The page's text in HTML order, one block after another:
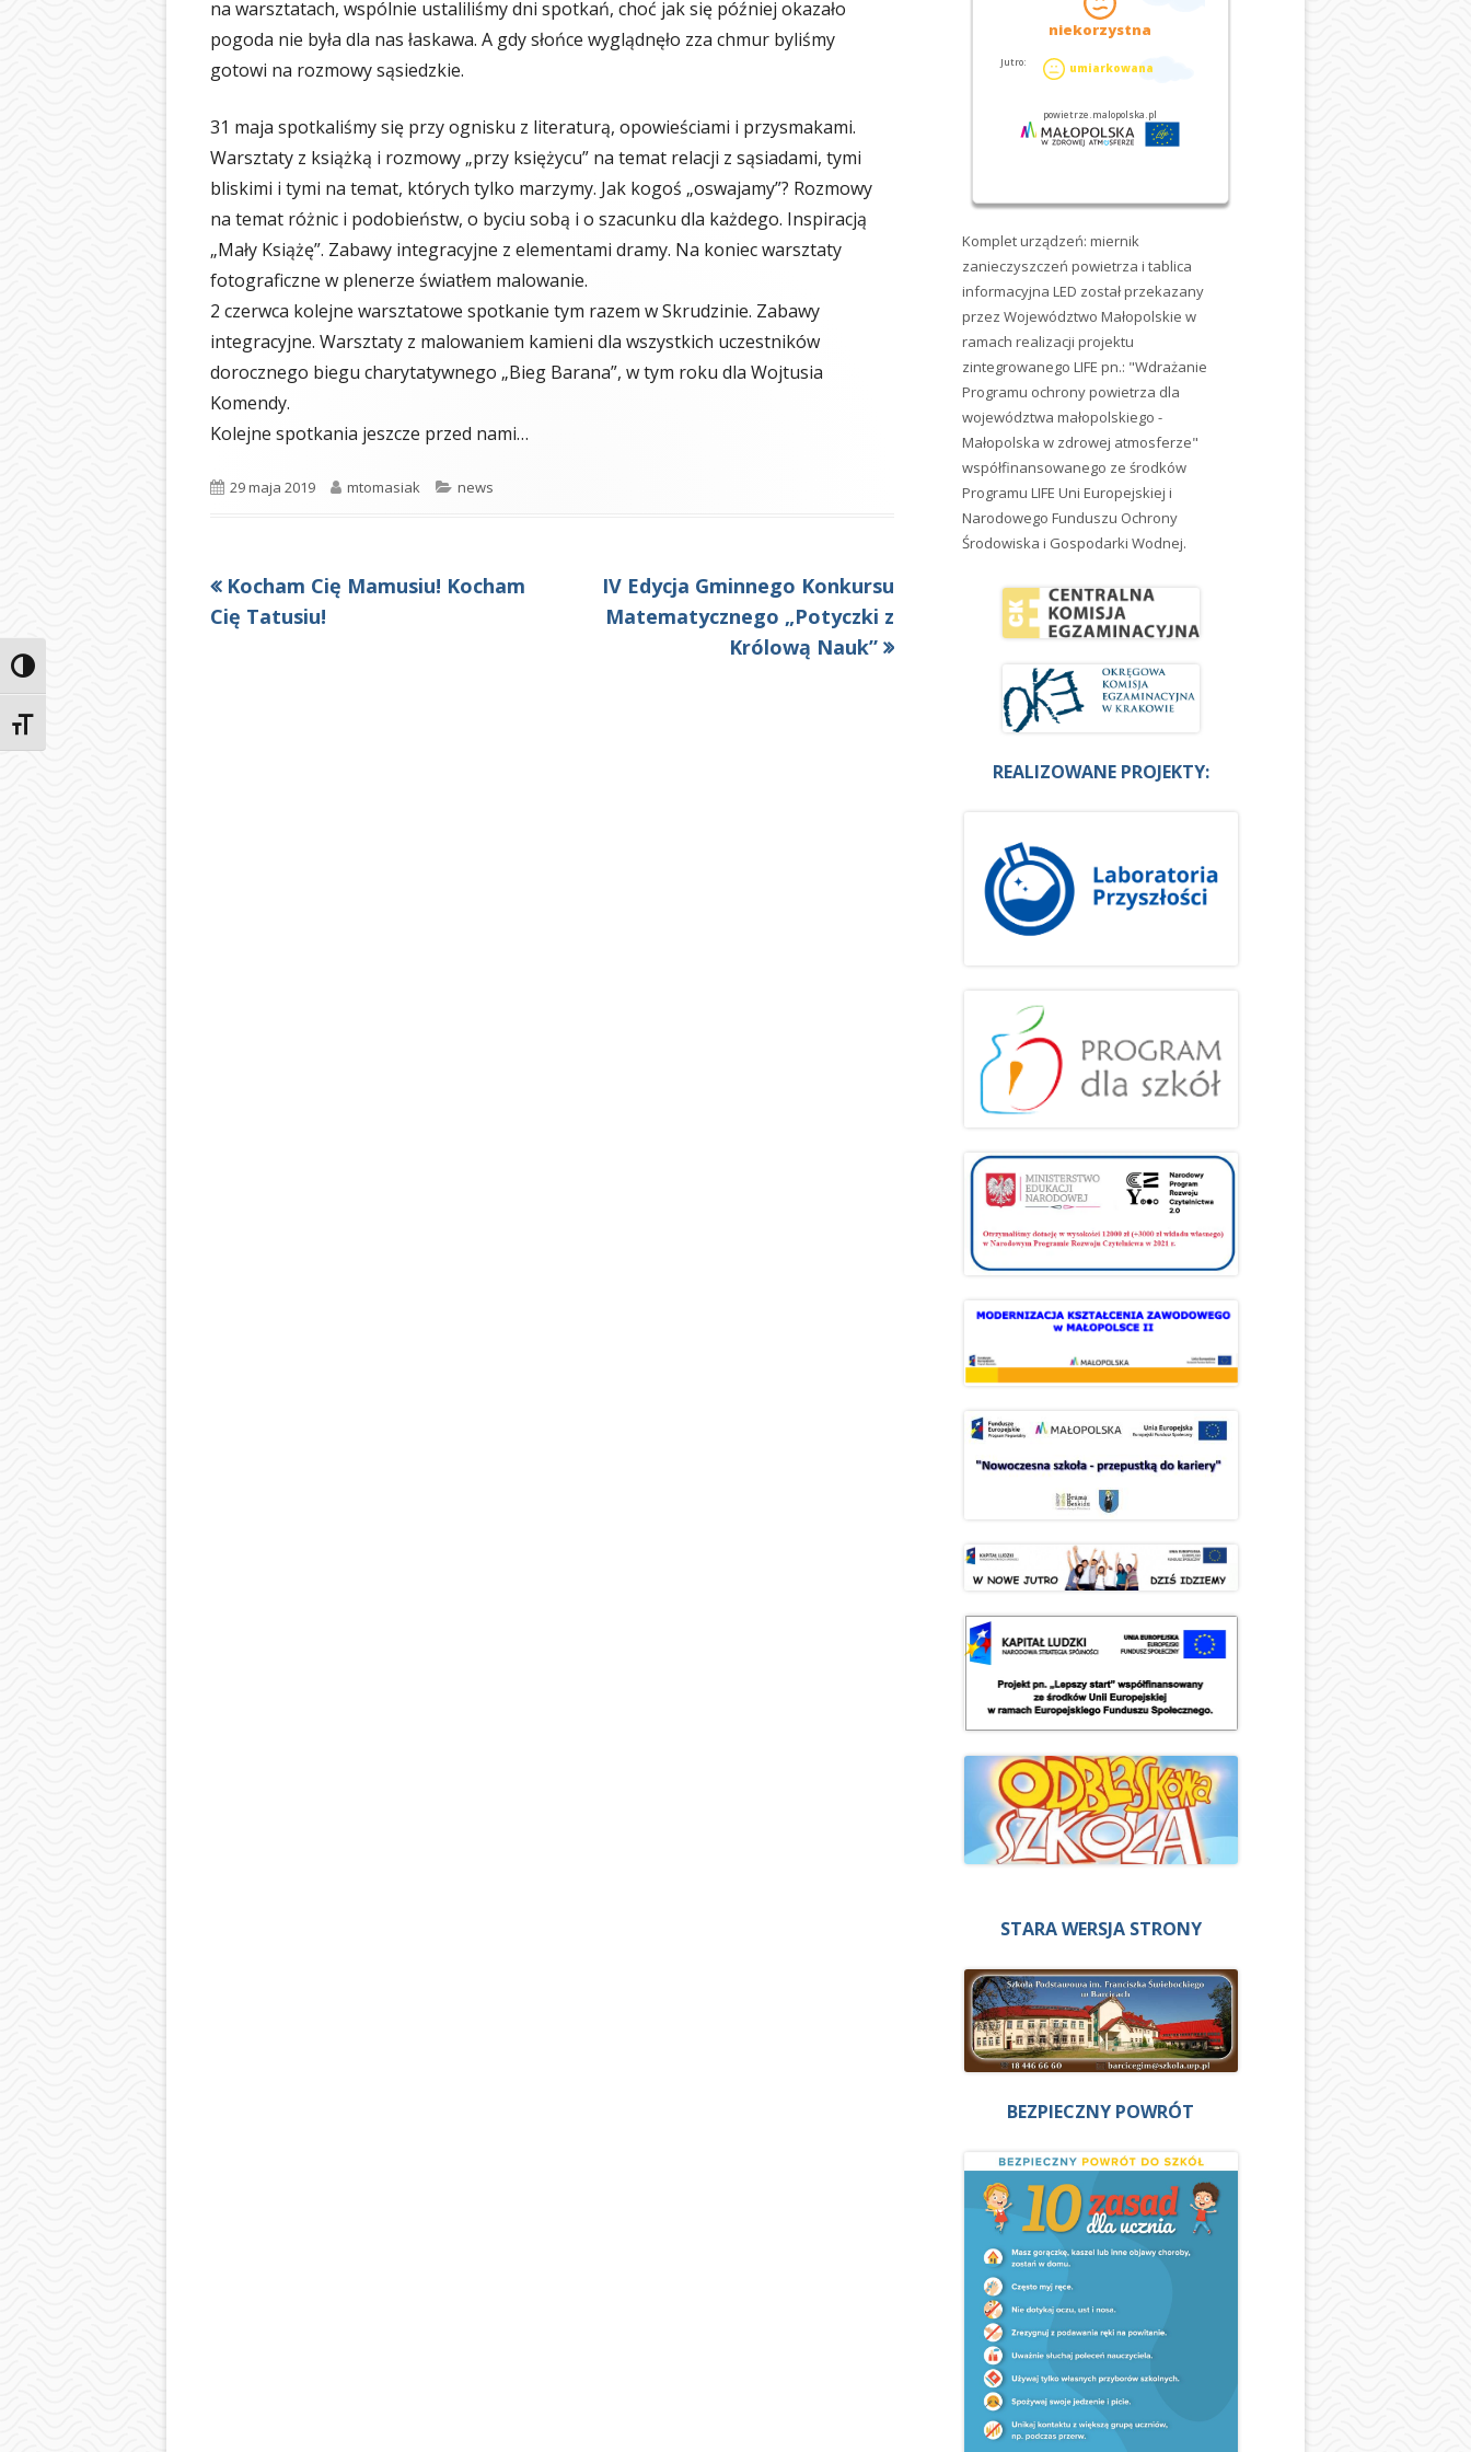
Przełącz wysoki kontrast
Zmień rozmiar czcionek
na warsztatach, wspólnie ustaliliśmy dni spotkań, choć jak się później okazało
pogoda nie była dla nas łaskawa. A gdy słońce wyglądnęło zza chmur byliśmy
gotowi na rozmowy sąsiedzkie.
31 maja spotkaliśmy się przy ognisku z literaturą, opowieściami i przysmakami.
Warsztaty z książką i rozmowy „przy księżycu” na temat relacji z sąsiadami, tymi
bliskimi i tymi na temat, których tylko marzymy. Jak kogoś „oswajamy”? Rozmowy
na temat różnic i podobieństw, o byciu sobą i o szacunku dla każdego. Inspiracją
„Mały Książę”. Zabawy integracyjne z elementami dramy. Na koniec warsztaty
fotograficzne w plenerze światłem malowanie.
2 czerwca kolejne warsztatowe spotkanie tym razem w Skrudzinie. Zabawy
integracyjne. Warsztaty z malowaniem kamieni dla wszystkich uczestników
dorocznego biegu charytatywnego „Bieg Barana”, w tym roku dla Wojtusia
Komendy.
Kolejne spotkania jeszcze przed nami…
Opublikowano
29 maja 2019 Autor
mtomasiak Kategorie
news
Nawigacja
wpisu
Poprzedni
artykół
Kocham Cię Mamusiu! Kocham
Cię Tatusiu!
Następny
artykół:
IV Edycja Gminnego Konkursu
Matematycznego „Potyczki z
Królową Nauk”
Komplet urządzeń: miernik
zanieczyszczeń powietrza i tablica
informacyjna LED został przekazany
przez Województwo Małopolskie w
ramach realizacji projektu
zintegrowanego LIFE pn.: "Wdrażanie
Programu ochrony powietrza dla
województwa małopolskiego -
Małopolska w zdrowej atmosferze"
współfinansowanego ze środków
Programu LIFE Uni Europejskiej i
Narodowego Funduszu Ochrony
Środowiska i Gospodarki Wodnej.
REALIZOWANE PROJEKTY:
STARA WERSJA STRONY
BEZPIECZNY POWRÓT